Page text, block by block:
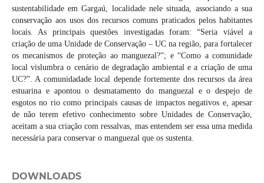
sustentabilidade em Gargaú, localidade nele situada, associando a sua
conservação aos usos dos recursos comuns praticados pelos habitantes
locais. As principais questões investigadas foram: “Seria viável a
criação de uma Unidade de Conservação – UC na região, para fortalecer
os mecanismos de proteção ao manguezal?”; e “Como a comunidade
local vislumbra o cenário de degradação ambiental e a criação de uma
UC?”. A comunidadade local depende fortemente dos recursos da área
estuarina e apontou o desmatamento do manguezal e o despejo de
esgotos no rio como principais causas de impactos negativos e, apesar
de não terem efetivo conhecimento sobre Unidades de Conservação,
aceitam a sua criação com ressalvas, mas entendem ser essa uma medida
necessária para conservar o manguezal que os sustenta.
DOWNLOADS